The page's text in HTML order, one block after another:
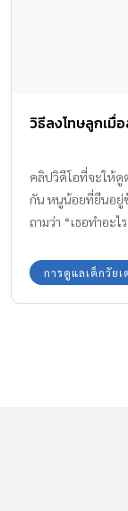
วิธีลงโทษลูกเมื่
คลิปวิดีโอที่จะให้ดู
กัน หนูน้อยที่ยืนอยู่
ถามว่า “เธอทำอะ
คุณครูค่ะ
การดูแลเด็กวัยเ